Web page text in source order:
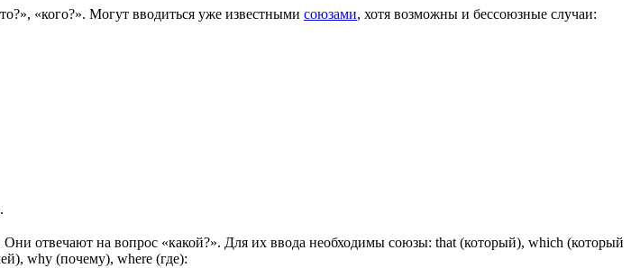
«кого?». Могут вводиться уже известными союзами, хотя возможны и бессоюзные случаи:
отвечают на вопрос «какой?». Для их ввода необходимы союзы: that (который), which (который
why (почему), where (где):